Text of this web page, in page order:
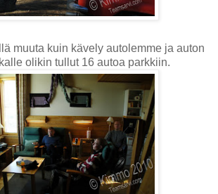
muuta kuin kävely autolemme ja auton
olikin tullut 16 autoa parkkiin.